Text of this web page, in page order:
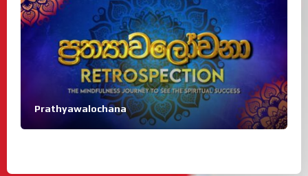
Prathyawalochana